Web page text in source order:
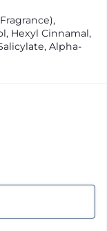
Hexyl Cinnamal,
Alpha-